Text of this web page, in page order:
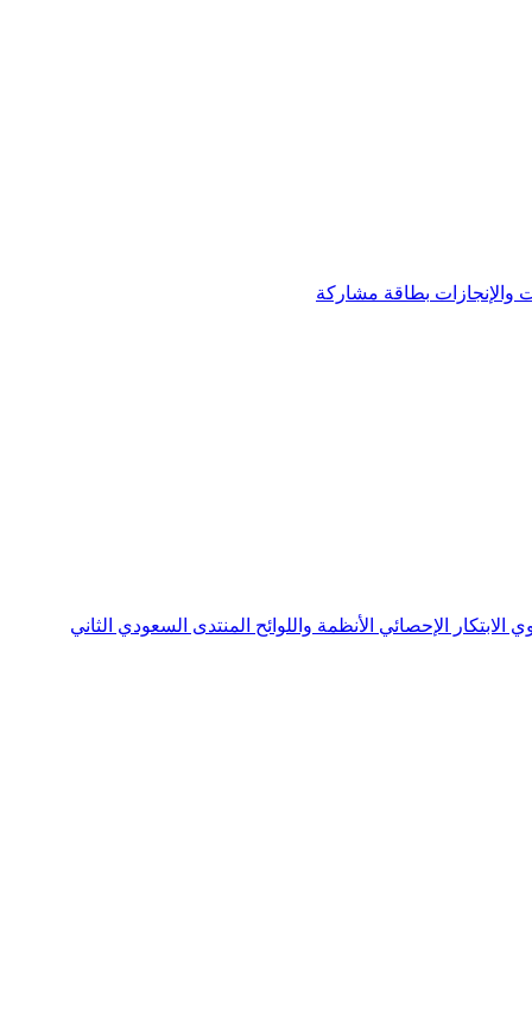
والإنجازات بطاقة مشاركة
الابتكار الإحصائي الأنظمة واللوائح المنتدى السعودي الثاني